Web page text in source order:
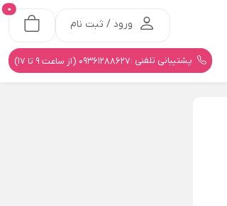
ورود / ثبت نام
0
پشتیبانی تلفنی :09361288627 (از ساعت 9 تا 17)